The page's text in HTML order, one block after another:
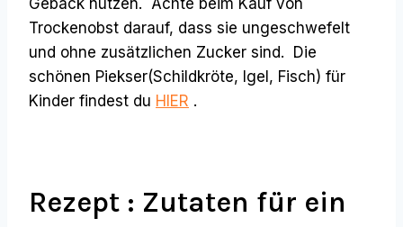
Trockenobst darauf, dass sie ungeschwefelt
und ohne zusätzlichen Zucker sind. Die
schönen Piekser(Schildkröte, Igel, Fisch) für
Kinder findest du HIER .
Rezept : Zutaten für ein